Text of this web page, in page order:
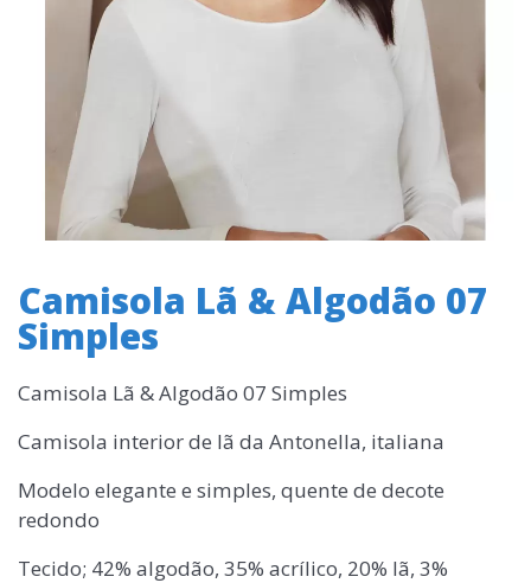
Camisola Lã & Algodão 07
Simples
Camisola Lã & Algodão 07 Simples
Camisola interior de lã da Antonella, italiana
Modelo elegante e simples, quente de decote
redondo
Tecido; 42% algodão, 35% acrílico, 20% lã, 3%